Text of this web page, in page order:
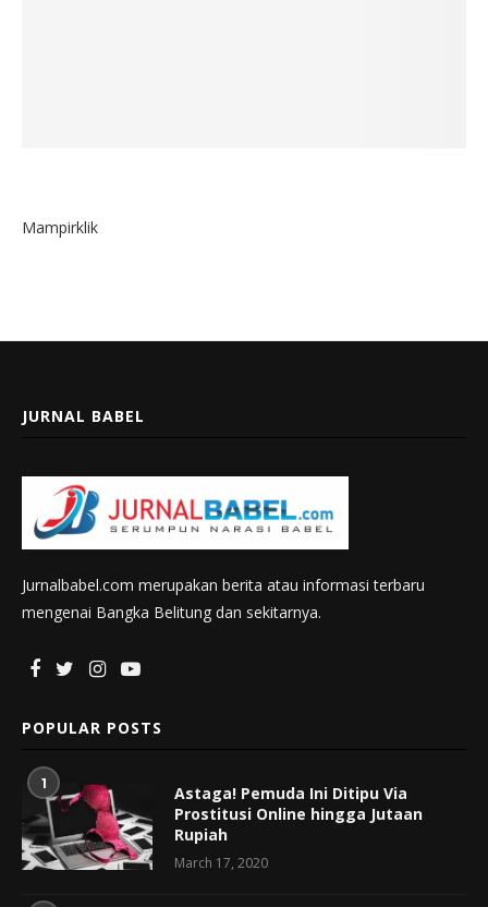
Mampirklik
JURNAL BABEL
Jurnalbabel.com merupakan berita atau informasi terbaru
mengenai Bangka Belitung dan sekitarnya.
POPULAR POSTS
1
Astaga! Pemuda Ini Ditipu Via
Prostitusi Online hingga Jutaan
Rupiah
March 17, 2020